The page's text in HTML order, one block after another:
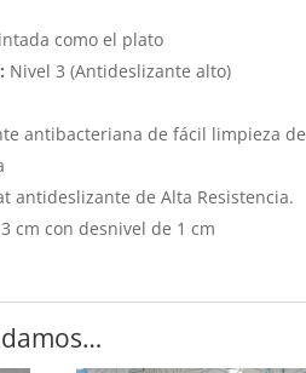
como el plato
Nivel 3 (Antideslizante alto)
antibacteriana de fácil limpieza de
antideslizante de Alta Resistencia.
cm con desnivel de 1 cm